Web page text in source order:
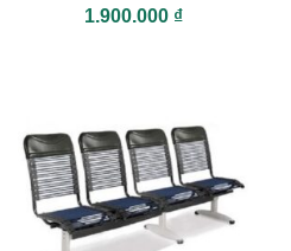
Được xếp
hạng55
1.900.000 ₫